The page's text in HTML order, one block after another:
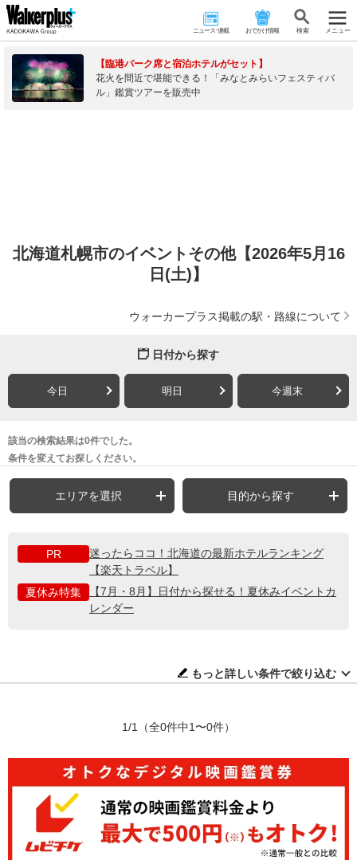
ニュース･連載 おでかけ情報 検 索 メニュー
【臨港パーク席と宿泊ホテルがセット】
花火を間近で堪能できる！「みなとみらいフェスティバ
ル」鑑賞ツアーを販売中
北海道札幌市のイベントその他【2026年5月16
日(土)】
ウォーカープラス掲載の駅・路線について
日付から探す
今日 明日 今週末
該当の検索結果は0件でした。
条件を変えてお探しください。
エリアを選択 目的から探す
PR
迷ったらココ！北海道の最新ホテルランキング
【楽天トラベル】
夏休み特集
【7月・8月】日付から探せる！夏休みイベントカ
レンダー
もっと詳しい条件で絞り込む
1/1 （全0件中1〜0件）